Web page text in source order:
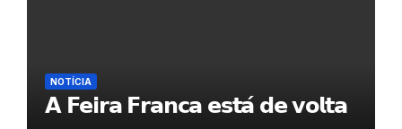
NOTÍCIA
𝗔 𝗙𝗲𝗶𝗿𝗮 𝗙𝗿𝗮𝗻𝗰𝗮 𝗲𝘀𝘁𝗮́ 𝗱𝗲 𝘃𝗼𝗹𝘁𝗮